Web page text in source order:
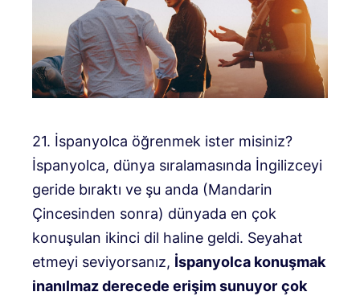
21. İspanyolca öğrenmek ister misiniz?
İspanyolca, dünya sıralamasında İngilizceyi
geride bıraktı ve şu anda (Mandarin
Çincesinden sonra) dünyada en çok
konuşulan ikinci dil haline geldi. Seyahat
etmeyi seviyorsanız, İspanyolca konuşmak
inanılmaz derecede erişim sunuyor çok